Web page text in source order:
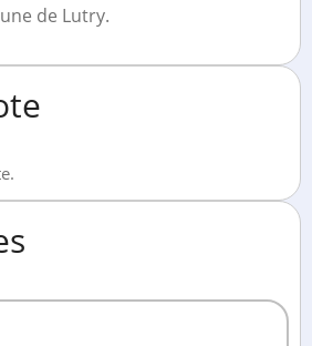
de Lutry.